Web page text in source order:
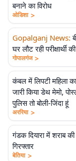
बनाने का विरोध
ओडिशा >
Gopalganj News:
घर लौट रही
गोपालगंज >
कंबल में लिपटी महिला
जारी किया डेथ मेमो,
पुलिस तो बोली-जिंदा हूं
अररिया >
गंडक दियारा में शराब
गिरफ्तार
बेतिया >